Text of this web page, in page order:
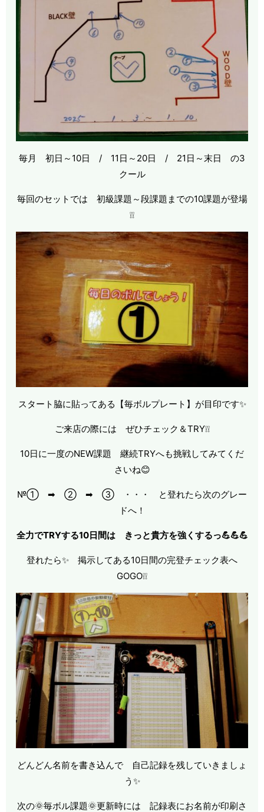
毎月 初日～10日 / 11日～20日 / 21日～末日 の3
クール
毎回のセットでは 初級課題～段課題までの10課題が登場
❕❕
スタート脇に貼ってある【毎ボルプレート】が目印です✨
ご来店の際には ぜひチェック＆TRY❕❕
10日に一度のNEW課題 継続TRYへも挑戦してみてくだ
さいね😊
№① ➡ ② ➡ ③ ・・・ と登れたら次のグレー
ドへ！
全力でTRYする10日間は きっと貴方を強くするっ💪💪💪
登れたら✨ 掲示してある10日間の完登チェック表へ
GOGO❕❕
どんどん名前を書き込んで 自己記録を残していきましょ
う✨
次の🌞毎ボル課題🌞更新時には 記録表にお名前が印刷さ